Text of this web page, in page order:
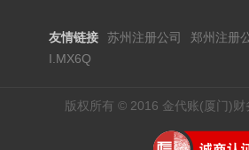
友情链接 苏州注册公司 郑州注册
I.MX6Q
版权所有 © 2016 金代账(厦门)财